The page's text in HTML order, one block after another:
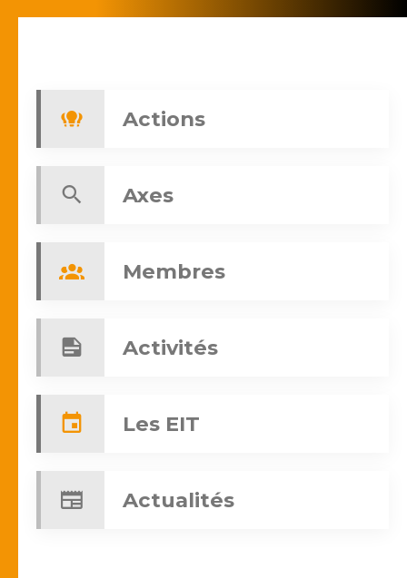
Actions
Axes
Membres
Activités
Les EIT
Actualités